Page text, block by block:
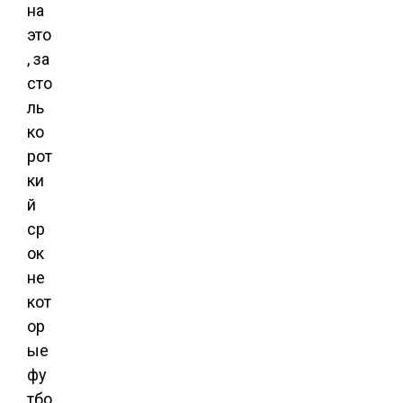
на
это
, за
сто
ль
ко
рот
ки
й
ср
ок
не
кот
ор
ые
фу
тбо